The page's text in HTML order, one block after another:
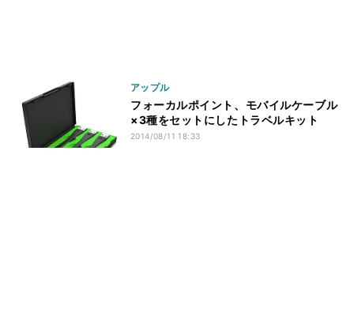
アップル
フォーカルポイント、モバイルケーブル
×3種をセットにしたトラベルキット
2014/08/11 18:33